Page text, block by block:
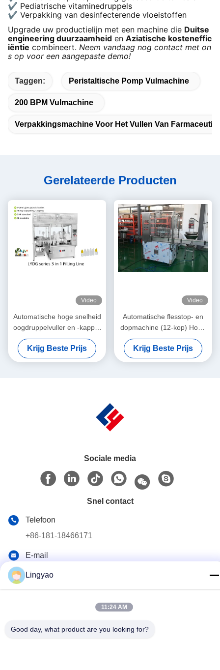
✔️ Pediatrische vitaminedruppels
✔️ Verpakking van desinfecterende vloeistoffen
Upgrade uw productielijn met een machine die Duitse
engineering duurzaamheid en Aziatische kosteneffic
iëntie combineert. Neem vandaag nog contact met on
s op voor een aangepaste demo!
Taggen: Peristaltische Pomp Vulmachine
200 BPM Vulmachine
Verpakkingsmachine Voor Het Vullen Van
Gerelateerde Producten
Video
Automatische hoge snelheid
oogdruppelvuller en -kapper
Ophthalmologische
automatisering zonder
verontreiniging met
Krijg Beste Prijs
Video
Automatische flesstop- en
dopmachine (12-kop) Hoge
snelheid servodreven
zegelintegrity voor
geavanceerde
Krijg Beste Prijs
Sociale media
Snel contact
Telefoon
+86-181-18466171
E-mail
sale2@szlysb.com.cn
Adres
No. 115 Zhujia Road, Lujia stad,Kunshan,provincie Jiangsu
Lingyao
11:24 AM
Good day, what product are you looking for?